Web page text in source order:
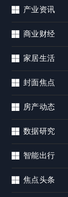
产业资讯
商业财经
家居生活
封面焦点
房产动态
数据研究
智能出行
焦点头条